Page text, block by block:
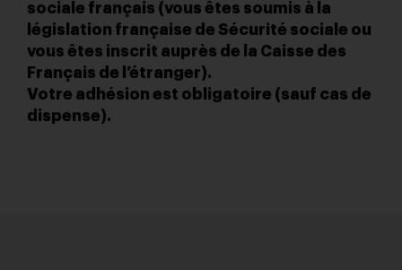
sociale français (vous êtes soumis à la
législation française de Sécurité sociale ou
vous êtes inscrit auprès de la Caisse des
Français de l’étranger).
Votre adhésion est obligatoire (sauf cas de
dispense).